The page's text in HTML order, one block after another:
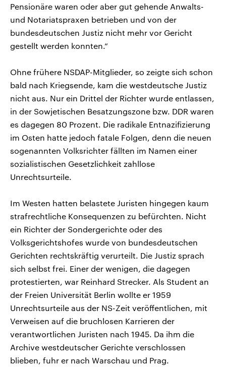
Pensionäre waren oder aber gut gehende Anwalts-
und Notariatspraxen betrieben und von der
bundesdeutschen Justiz nicht mehr vor Gericht
gestellt werden konnten.“
Ohne frühere NSDAP-Mitglieder, so zeigte sich schon
bald nach Kriegsende, kam die westdeutsche Justiz
nicht aus. Nur ein Drittel der Richter wurde entlassen,
in der Sowjetischen Besatzungszone bzw. DDR waren
es dagegen 80 Prozent. Die radikale Entnazifizierung
im Osten hatte jedoch fatale Folgen, denn die neuen
sogenannten Volksrichter fällten im Namen einer
sozialistischen Gesetzlichkeit zahllose
Unrechtsurteile.
Im Westen hatten belastete Juristen hingegen kaum
strafrechtliche Konsequenzen zu befürchten. Nicht
ein Richter der Sondergerichte oder des
Volksgerichtshofes wurde von bundesdeutschen
Gerichten rechtskräftig verurteilt. Die Justiz sprach
sich selbst frei. Einer der wenigen, die dagegen
protestierten, war Reinhard Strecker. Als Student an
der Freien Universität Berlin wollte er 1959
Unrechtsurteile aus der NS-Zeit veröffentlichen, mit
Verweisen auf die bruchlosen Karrieren der
verantwortlichen Juristen nach 1945. Da ihm die
Archive westdeutscher Gerichte verschlossen
blieben, fuhr er nach Warschau und Prag.